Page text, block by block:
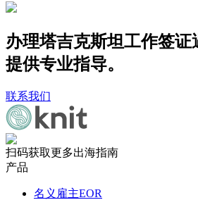
办理塔吉克斯坦工作签
提供专业指导。
联系我们
扫码获取更多出海指南
产品
名义雇主EOR